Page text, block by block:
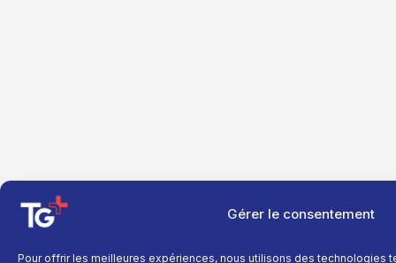
Gérer le consentement
Pour offrir les meilleures expériences, nous utilisons des technologies